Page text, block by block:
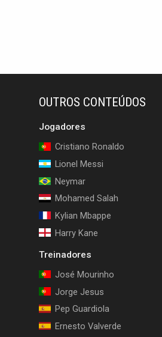
OUTROS CONTEÚDOS
Jogadores
Cristiano Ronaldo
Lionel Messi
Neymar
Mohamed Salah
Kylian Mbappe
Harry Kane
Treinadores
José Mourinho
Jorge Jesus
Pep Guardiola
Ernesto Valverde